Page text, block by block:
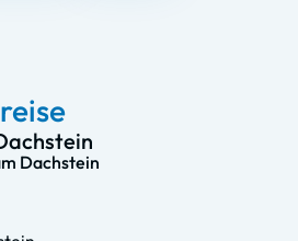
Dachstein